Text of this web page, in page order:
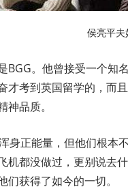
侯亮平夫
BGG。他曾接受一个知
才考到英国留学的，而
品质。
身正能量，但他们根本
机都没做过，更别说去
获得了如今的一切。